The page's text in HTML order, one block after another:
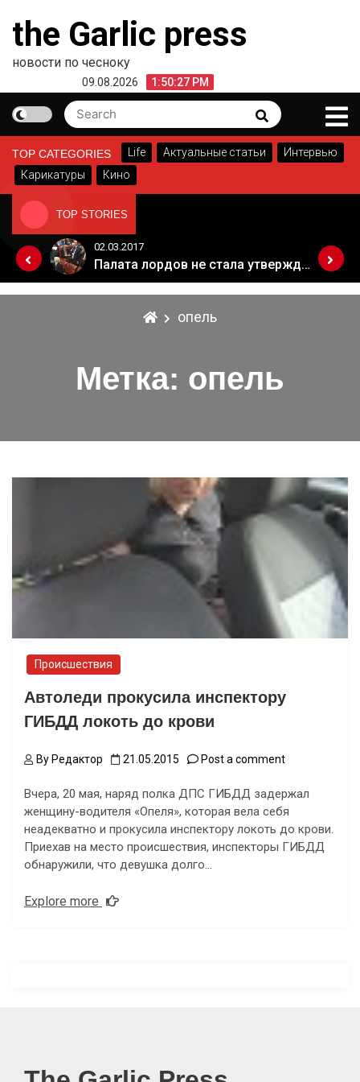
content
the Garlic press
новости по чесноку
09.08.2026 1:50:27 PM
Search
for:
Search
TOP CATEGORIES Life Актуальные статьи
Интервью
Карикатуры
Кино
TOP STORIES
Когда Россия разрешит полеты в Грузию. Позиция Кремля
02.03.2017
Палата лордов не стала утверждать законопроект о "брексите"
опель
Метка: опель
Происшествия
Автоледи прокусила инспектору
ГИБДД локоть до крови
By Редактор 21.05.2015 Post a comment
Вчера, 20 мая, наряд полка ДПС ГИБДД задержал
женщину-водителя «Опеля», которая вела себя
неадекватно и прокусила инспектору локоть до крови.
Приехав на место происшествия, инспекторы ГИБДД
обнаружили, что девушка долго…
Explore more